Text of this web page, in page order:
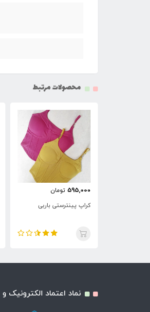
محصولات مرتبط
595,000 تومان
کراپ پینترستی باربی
نماد اعتماد الکترونیک